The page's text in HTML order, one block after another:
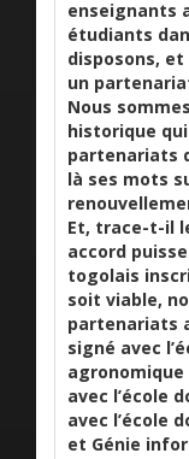
enseignants
étudiants
disposons, et
un
Nous
historique
partenariats
là ses mots
Et, trace-t-il
accord
togolais
soit viable,
partenariats
signé avec
agronomique
avec l’école
avec l’école
et Génie